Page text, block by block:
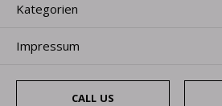
Kategorien
Impressum
CALL US